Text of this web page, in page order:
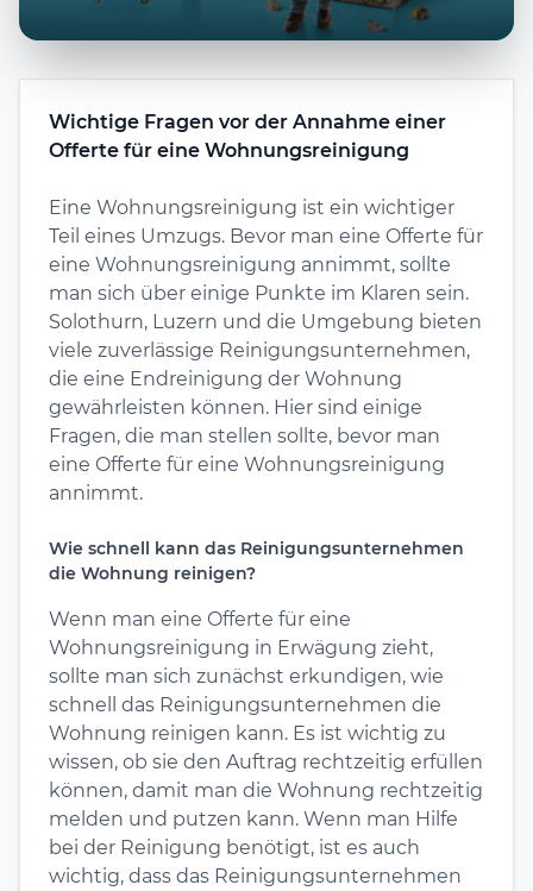
Wichtige Fragen vor der Annahme einer
Offerte für eine Wohnungsreinigung
Eine Wohnungsreinigung ist ein wichtiger
Teil eines Umzugs. Bevor man eine Offerte für
eine Wohnungsreinigung annimmt, sollte
man sich über einige Punkte im Klaren sein.
Solothurn, Luzern und die Umgebung bieten
viele zuverlässige Reinigungsunternehmen,
die eine Endreinigung der Wohnung
gewährleisten können. Hier sind einige
Fragen, die man stellen sollte, bevor man
eine Offerte für eine Wohnungsreinigung
annimmt.
Wie schnell kann das Reinigungsunternehmen
die Wohnung reinigen?
Wenn man eine Offerte für eine
Wohnungsreinigung in Erwägung zieht,
sollte man sich zunächst erkundigen, wie
schnell das Reinigungsunternehmen die
Wohnung reinigen kann. Es ist wichtig zu
wissen, ob sie den Auftrag rechtzeitig erfüllen
können, damit man die Wohnung rechtzeitig
melden und putzen kann. Wenn man Hilfe
bei der Reinigung benötigt, ist es auch
wichtig, dass das Reinigungsunternehmen